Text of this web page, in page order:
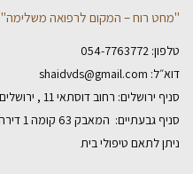
"מחט רוח – המקום לרפואה משלימה"
טלפון: 054-7763772
דוא״ל: shaidvds@gmail.com
סניף ירושלים: רחוב דוסתאי 11 , ירושלים
סניף גבעתיים: המאבק 63 קומה 1 דירה 3
ניתן לתאם טיפולי בית